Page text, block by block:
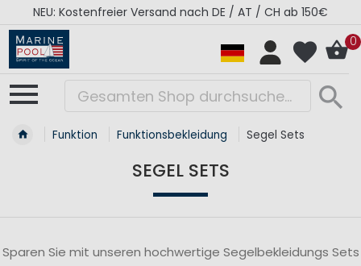
Versand nach DE / AT / CH ab 150€
0
Funktion Funktionsbekleidung Segel Sets
SEGEL SETS
Sparen Sie mit unseren hochwertige Segelbekleidungs Sets